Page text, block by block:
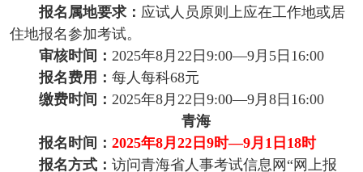
报名属地要求： 应试人员原则上应在工作地或居
住地报名参加考试。
审核时间： 2025年8月22日9:00—9月5日16:00
报名费用： 每人每科68元
缴费时间： 2025年8月22日9:00—9月8日16:00
青海
报名时间： 2025年8月22日9时—9月1日18时
报名方式： 访问青海省人事考试信息网“网上报